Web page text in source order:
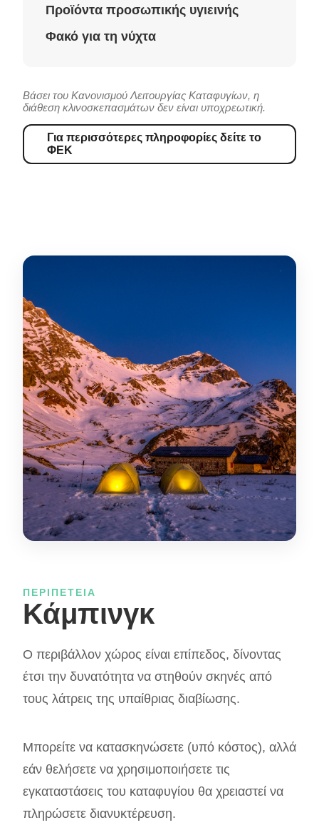
Προϊόντα προσωπικής υγιεινής
Φακό για τη νύχτα
Βάσει του Κανονισμού Λειτουργίας Καταφυγίων, η
διάθεση κλινοσκεπασμάτων δεν είναι υποχρεωτική.
Για περισσότερες πληροφορίες δείτε το
ΦΕΚ
ΠΕΡΙΠΈΤΕΙΑ
Κάμπινγκ
Ο περιβάλλον χώρος είναι επίπεδος, δίνοντας
έτσι την δυνατότητα να στηθούν σκηνές από
τους λάτρεις της υπαίθριας διαβίωσης.
Μπορείτε να κατασκηνώσετε (υπό κόστος), αλλά
εάν θελήσετε να χρησιμοποιήσετε τις
εγκαταστάσεις του καταφυγίου θα χρειαστεί να
πληρώσετε διανυκτέρευση.